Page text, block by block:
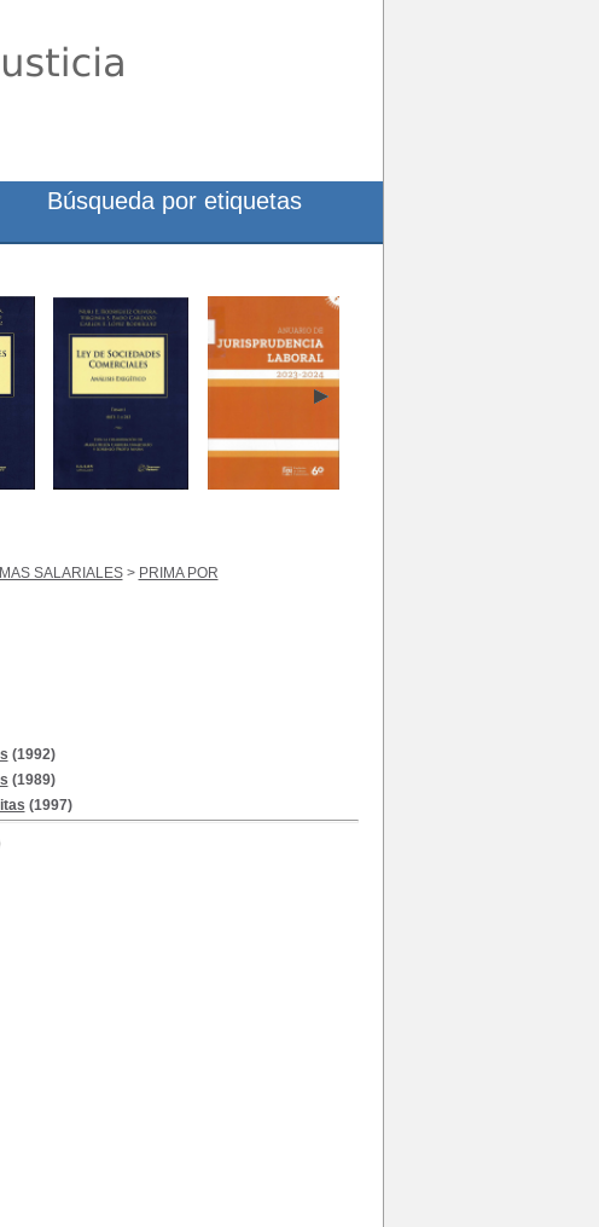
SALARIALES> PRIMA POR
(1992)
(1989)
(1997)
Búsqueda por etiquetas